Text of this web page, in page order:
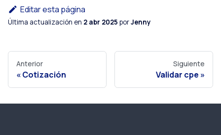
Editar esta página
Última actualización en 2 abr 2025 porJenny
Anterior
Cotización
Siguiente
Validar cpe